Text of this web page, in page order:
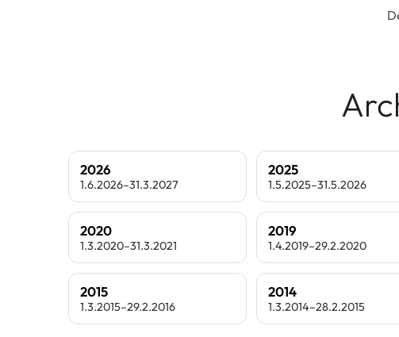
2026
1.6.2026–31.3.2027
2025
1.5.2025–31.5.2026
2020
1.3.2020–31.3.2021
2019
1.4.2019–29.2.2020
2015
1.3.2015–29.2.2016
2014
1.3.2014–28.2.2015